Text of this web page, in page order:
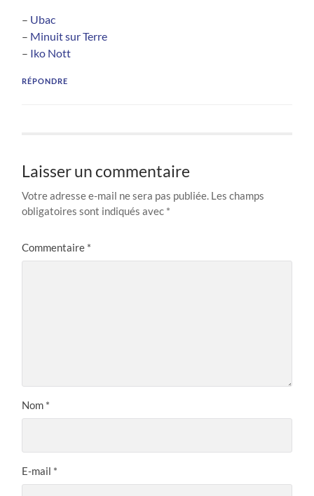
– Ubac
– Minuit sur Terre
– Iko Nott
RÉPONDRE
Laisser un commentaire
Votre adresse e-mail ne sera pas publiée. Les champs
obligatoires sont indiqués avec *
Commentaire *
Nom *
E-mail *